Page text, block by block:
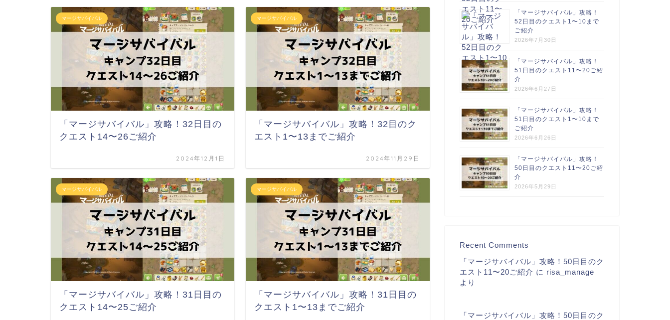
マージサバイバル
「マージサバイバル」攻略！32日目の
クエスト14〜26ご紹介
2024年12月1日
マージサバイバル
「マージサバイバル」攻略！32目のク
エスト1〜13までご紹介
2024年11月29日
マージサバイバル
「マージサバイバル」攻略！31日目の
クエスト14〜25ご紹介
マージサバイバル
「マージサバイバル」攻略！31日目の
クエスト1〜13までご紹介
「マージサバイバル」攻略！
52日目のクエスト1〜10まで
ご紹介
2026年7月30日
「マージサバイバル」攻略！
51日目のクエスト11〜20ご紹
介
2026年6月27日
「マージサバイバル」攻略！
51日目のクエスト1〜10まで
ご紹介
2026年6月26日
「マージサバイバル」攻略！
50日目のクエスト11〜20ご紹
介
2026年5月29日
Recent Comments
「マージサバイバル」攻略！50日目のク
エスト11〜20ご紹介 に risa_manage
より
「マージサバイバル」攻略！50日目のク